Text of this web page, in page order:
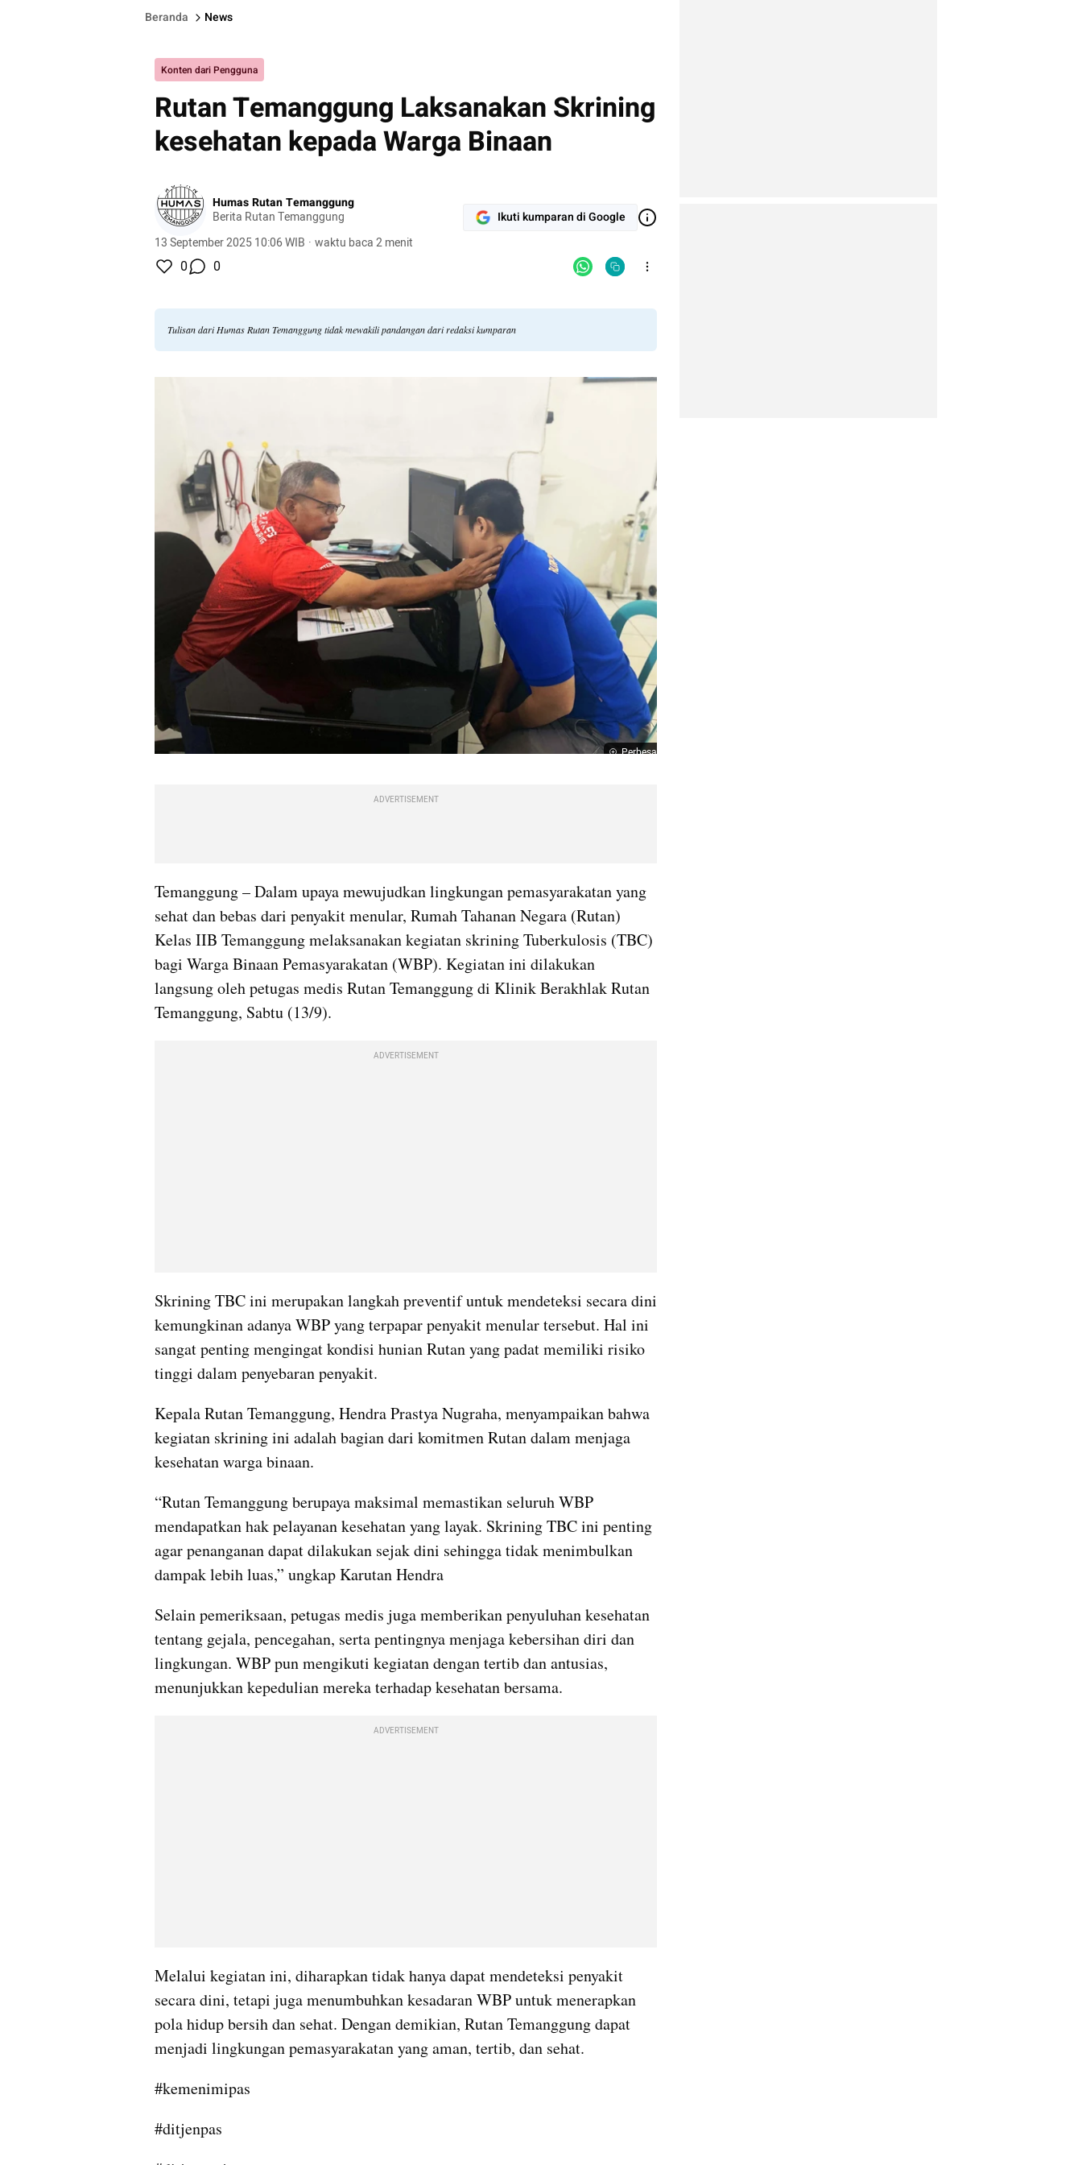
Beranda News
Konten dari Pengguna
Rutan Temanggung Laksanakan Skrining
kesehatan kepada Warga Binaan
Humas Rutan Temanggung
Berita Rutan Temanggung
13 September 2025 10:06 WIB · waktu baca 2 menit
Ikuti kumparan di Google
0 0
Tulisan dari Humas Rutan Temanggung tidak mewakili pandangan dari redaksi kumparan
Perbesar
ADVERTISEMENT
Temanggung – Dalam upaya mewujudkan lingkungan pemasyarakatan yang
sehat dan bebas dari penyakit menular, Rumah Tahanan Negara (Rutan)
Kelas IIB Temanggung melaksanakan kegiatan skrining Tuberkulosis (TBC)
bagi Warga Binaan Pemasyarakatan (WBP). Kegiatan ini dilakukan
langsung oleh petugas medis Rutan Temanggung di Klinik Berakhlak Rutan
Temanggung, Sabtu (13/9).
ADVERTISEMENT
Skrining TBC ini merupakan langkah preventif untuk mendeteksi secara dini
kemungkinan adanya WBP yang terpapar penyakit menular tersebut. Hal ini
sangat penting mengingat kondisi hunian Rutan yang padat memiliki risiko
tinggi dalam penyebaran penyakit.
Kepala Rutan Temanggung, Hendra Prastya Nugraha, menyampaikan bahwa
kegiatan skrining ini adalah bagian dari komitmen Rutan dalam menjaga
kesehatan warga binaan.
“Rutan Temanggung berupaya maksimal memastikan seluruh WBP
mendapatkan hak pelayanan kesehatan yang layak. Skrining TBC ini penting
agar penanganan dapat dilakukan sejak dini sehingga tidak menimbulkan
dampak lebih luas,” ungkap Karutan Hendra
Selain pemeriksaan, petugas medis juga memberikan penyuluhan kesehatan
tentang gejala, pencegahan, serta pentingnya menjaga kebersihan diri dan
lingkungan. WBP pun mengikuti kegiatan dengan tertib dan antusias,
menunjukkan kepedulian mereka terhadap kesehatan bersama.
ADVERTISEMENT
Melalui kegiatan ini, diharapkan tidak hanya dapat mendeteksi penyakit
secara dini, tetapi juga menumbuhkan kesadaran WBP untuk menerapkan
pola hidup bersih dan sehat. Dengan demikian, Rutan Temanggung dapat
menjadi lingkungan pemasyarakatan yang aman, tertib, dan sehat.
#kemenimipas
#ditjenpas